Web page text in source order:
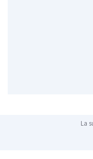
La